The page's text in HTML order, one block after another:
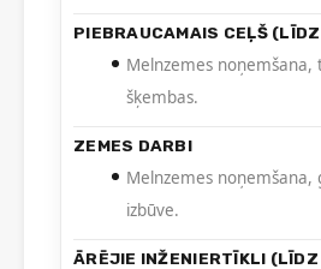
PIEBRAUCAMAIS CEĻŠ
Melnzemes noņemšana,
šķembas.
ZEMES DARBI
Melnzemes
izbūve.
ĀRĒJIE INŽENIERTĪKLI